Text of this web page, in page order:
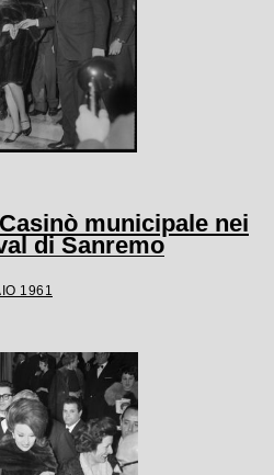
municipale nei
di Sanremo
1961